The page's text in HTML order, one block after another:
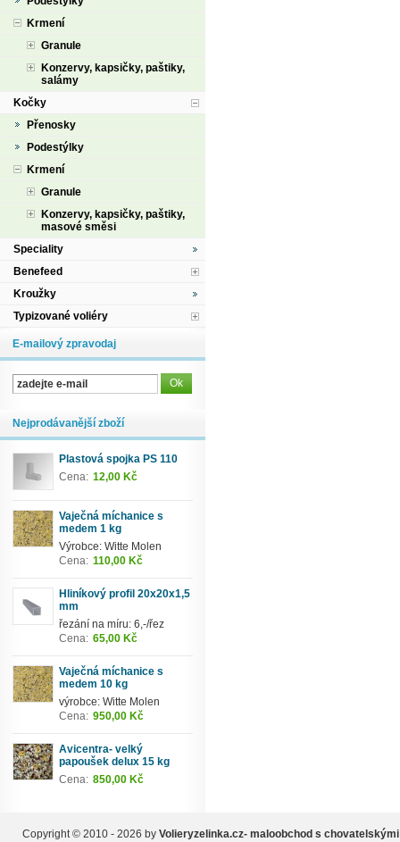
Krmení
Granule
Konzervy, kapsičky, paštiky,
salámy
Kočky
Přenosky
Podestýlky
Krmení
Granule
Konzervy, kapsičky, paštiky,
masové směsi
Speciality
Benefeed
Kroužky
Typizované voliéry
E-mailový zpravodaj
Nejprodávanější zboží
Plastová spojka PS 110
Cena: 12,00 Kč
Vaječná míchanice s
medem 1 kg
Výrobce: Witte Molen
Cena: 110,00 Kč
Hliníkový profil 20x20x1,5
mm
řezání na míru: 6,-/řez
Cena: 65,00 Kč
Vaječná míchanice s
medem 10 kg
výrobce: Witte Molen
Cena: 950,00 Kč
Avicentra- velký
papoušek delux 15 kg
Cena: 850,00 Kč
Copyright © 2010 - 2026 by Volieryzelinka.cz- maloobchod s